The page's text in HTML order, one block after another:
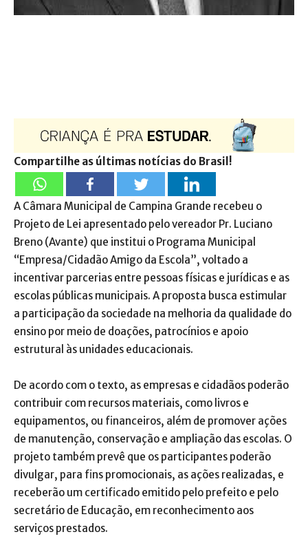
Compartilhe as últimas notícias do Brasil!
A Câmara Municipal de Campina Grande recebeu o
Projeto de Lei apresentado pelo vereador Pr. Luciano
Breno (Avante) que institui o Programa Municipal
“Empresa/Cidadão Amigo da Escola”, voltado a
incentivar parcerias entre pessoas físicas e jurídicas e as
escolas públicas municipais. A proposta busca estimular
a participação da sociedade na melhoria da qualidade do
ensino por meio de doações, patrocínios e apoio
estrutural às unidades educacionais.
De acordo com o texto, as empresas e cidadãos poderão
contribuir com recursos materiais, como livros e
equipamentos, ou financeiros, além de promover ações
de manutenção, conservação e ampliação das escolas. O
projeto também prevê que os participantes poderão
divulgar, para fins promocionais, as ações realizadas, e
receberão um certificado emitido pelo prefeito e pelo
secretário de Educação, em reconhecimento aos
serviços prestados.